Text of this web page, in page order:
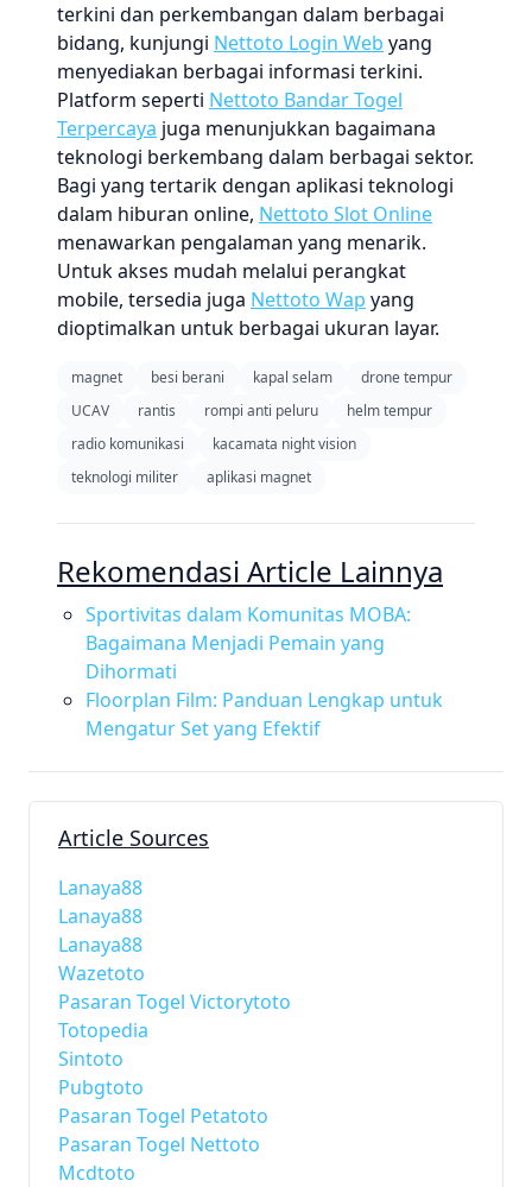
terkini dan perkembangan dalam berbagai
bidang, kunjungi Nettoto Login Web yang
menyediakan berbagai informasi terkini.
Platform seperti Nettoto Bandar Togel
Terpercaya juga menunjukkan bagaimana
teknologi berkembang dalam berbagai sektor.
Bagi yang tertarik dengan aplikasi teknologi
dalam hiburan online, Nettoto Slot Online
menawarkan pengalaman yang menarik.
Untuk akses mudah melalui perangkat
mobile, tersedia juga Nettoto Wap yang
dioptimalkan untuk berbagai ukuran layar.
magnet besi berani kapal selam
drone tempur
UCAV
rantis rompi anti peluru
helm tempur
radio komunikasi
kacamata night vision
teknologi militer
aplikasi magnet
Rekomendasi Article Lainnya
Sportivitas dalam Komunitas MOBA:
Bagaimana Menjadi Pemain yang
Dihormati
Floorplan Film: Panduan Lengkap untuk
Mengatur Set yang Efektif
Article Sources
Lanaya88
Lanaya88
Lanaya88
Wazetoto
Pasaran Togel Victorytoto
Totopedia
Sintoto
Pubgtoto
Pasaran Togel Petatoto
Pasaran Togel Nettoto
Mcdtoto